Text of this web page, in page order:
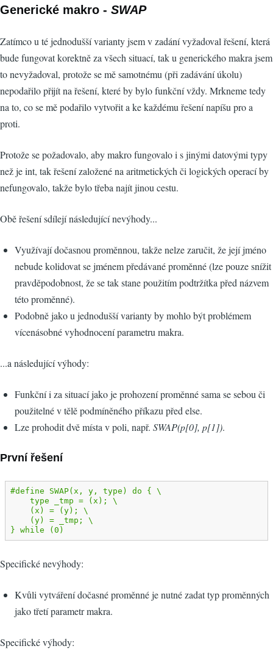
Generické makro - SWAP
Zatímco u té jednodušší varianty jsem v zadání vyžadoval řešení, která
bude fungovat korektně za všech situací, tak u generického makra jsem
to nevyžadoval, protože se mě samotnému (při zadávání úkolu)
nepodařilo přijít na řešení, které by bylo funkční vždy. Mrkneme tedy
na to, co se mě podařilo vytvořit a ke každému řešení napíšu pro a
proti.
Protože se požadovalo, aby makro fungovalo i s jinými datovými typy
než je int, tak řešení založené na aritmetických či logických operací by
nefungovalo, takže bylo třeba najít jinou cestu.
Obě řešení sdílejí následující nevýhody...
Využívají dočasnou proměnnou, takže nelze zaručit, že její jméno
nebude kolidovat se jménem předávané proměnné (lze pouze snížit
pravděpodobnost, že se tak stane použitím podtržítka před názvem
této proměnné).
Podobně jako u jednodušší varianty by mohlo být problémem
vícenásobné vyhodnocení parametru makra.
...a následující výhody:
Funkční i za situací jako je prohození proměnné sama se sebou či
použitelné v tělě podmíněného příkazu před else.
Lze prohodit dvě místa v poli, např. SWAP(p[0], p[1]).
První řešení
#define SWAP(x, y, type) do { \
    type _tmp = (x); \
    (x) = (y); \
    (y) = _tmp; \
} while (0)
Specifické nevýhody:
Kvůli vytváření dočasné proměnné je nutné zadat typ proměnných
jako třetí parametr makra.
Specifické výhody: